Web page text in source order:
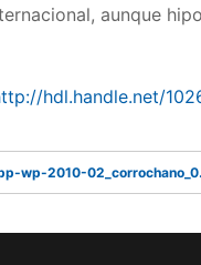
aunque
hdl.handle.net/
wp-2010-